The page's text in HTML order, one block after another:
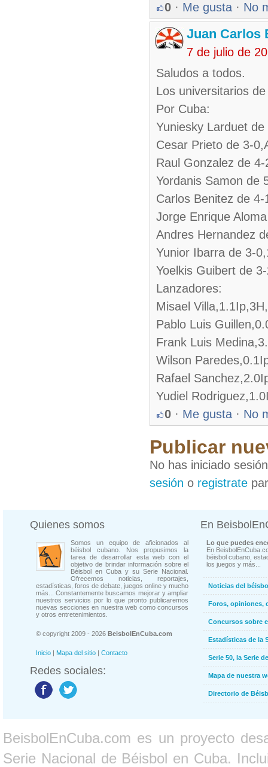
0 · Me gusta · No
Juan Carlos
7 de julio de
Saludos a todos.
Los universitarios
Por Cuba:
Yuniesky Larduet
Cesar Prieto de 3-
Raul Gonzalez de
Yordanis Samon de
Carlos Benitez de 4-
Jorge Enrique
Andres Hernandez
Yunior Ibarra de 3-
Yoelkis Guibert de
Lanzadores:
Misael
Pablo Luis
Frank Luis
Wilson
Rafael
Yudiel
0 · Me gusta · No
Publicar
No has iniciado
sesión o registrate
Quienes somos
Somos un equipo de aficionados al
béisbol cubano. Nos propusimos la
tarea de desarrollar esta web con el
objetivo de brindar información sobre el
Béisbol en Cuba y su Serie Nacional.
Ofrecemos noticias, reportajes,
estadísticas, foros de debate, juegos online y mucho
más... Constantemente buscamos mejorar y ampliar
nuestros servicios por lo que pronto publicaremos
nuevas secciones en nuestra web como concursos
y otros entretenimientos.
© copyright 2009 - 2026 BeisbolEnCuba.com
Inicio | Mapa del sitio | Contacto
Redes sociales:
En
Lo que puedes
En
béisbol cubano,
los juegos y más...
Noticias del
Foros, opiniones,
Concursos sobre
Estadísticas de la
Serie 50, la Serie
Mapa de nuestra
Directorio de
BeisbolEnCuba.com es un proyecto
Serie Nacional de Béisbol en Cuba.